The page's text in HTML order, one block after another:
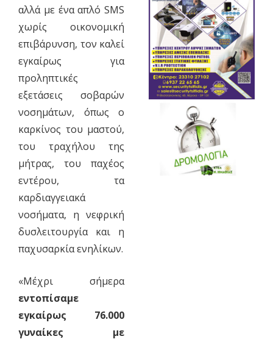
αλλά με ένα απλό SMS
χωρίς οικονομική
επιβάρυνση, τον καλεί
εγκαίρως για
προληπτικές
εξετάσεις σοβαρών
νοσημάτων, όπως ο
καρκίνος του μαστού,
του τραχήλου της
μήτρας, του παχέος
εντέρου, τα
καρδιαγγειακά
νοσήματα, η νεφρική
δυσλειτουργία και η
παχυσαρκία ενηλίκων.
«Μέχρι σήμερα
εντοπίσαμε
εγκαίρως 76.000
γυναίκες με